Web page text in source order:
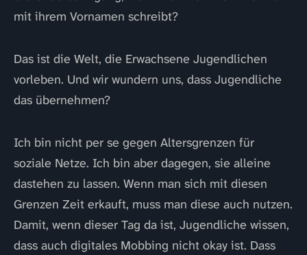
mit ihrem Vornamen schreibt?
Das ist die Welt, die Erwachsene Jugendlichen
vorleben. Und wir wundern uns, dass Jugendliche
das übernehmen?
Ich bin nicht per se gegen Altersgrenzen für
soziale Netze. Ich bin aber dagegen, sie alleine
dastehen zu lassen. Wenn man sich mit diesen
Grenzen Zeit erkauft, muss man diese auch nutzen.
Damit, wenn dieser Tag da ist, Jugendliche wissen,
dass auch digitales Mobbing nicht okay ist. Dass